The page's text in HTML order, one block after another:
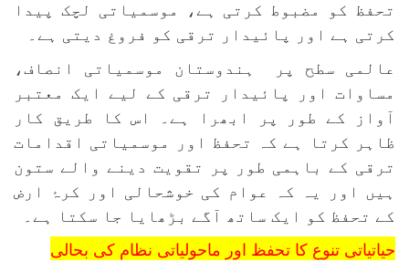
تحفظ کو مضبوط کرتی ہے، موسمیاتی لچک پیدا
کرتی ہے اور پائیدار ترقی کو فروغ دیتی ہے۔
عالمی سطح پر ہندوستان موسمیاتی انصاف،
مساوات اور پائیدار ترقی کے لیے ایک معتبر
آواز کے طور پر ابھرا ہے۔ اس کا طریق کار
ظاہر کرتا ہے کہ تحفظ اور موسمیاتی اقدامات
ترقی کے باہمی طور پر تقویت دینے والے ستون
ہیں اور یہ کہ عوام کی خوشحالی اور کرۂ ارض
کے تحفظ کو ایک ساتھ آگے بڑھایا جا سکتا ہے۔
حیاتیاتی تنوع کا تحفظ اور ماحولیاتی نظام کی بحالی